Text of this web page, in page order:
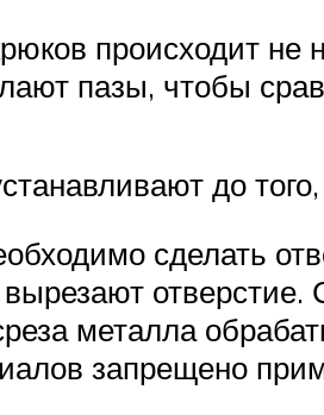
происходит
пазы, чтобы
до
сделать
металла
запрещено